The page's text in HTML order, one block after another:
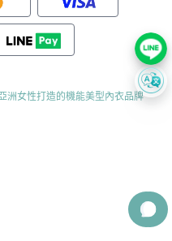
洲女性打造的機能美型內衣品牌